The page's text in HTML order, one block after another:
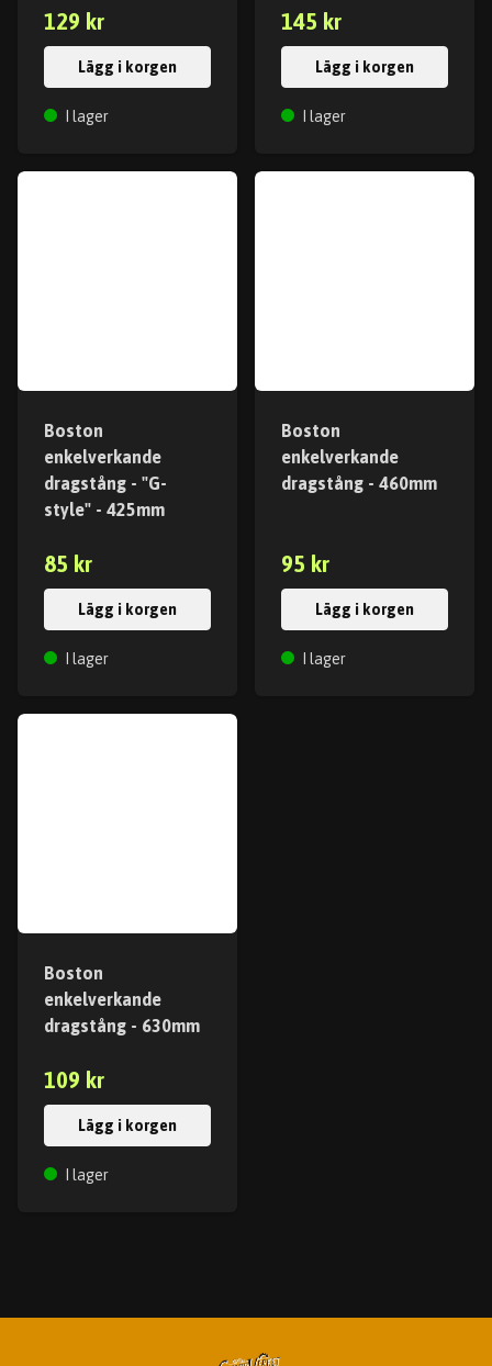
129 kr
Lägg i korgen
I lager
145 kr
Lägg i korgen
I lager
Boston
enkelverkande
dragstång - "G-
style" - 425mm
85 kr
Lägg i korgen
I lager
Boston
enkelverkande
dragstång - 460mm
95 kr
Lägg i korgen
I lager
Boston
enkelverkande
dragstång - 630mm
109 kr
Lägg i korgen
I lager